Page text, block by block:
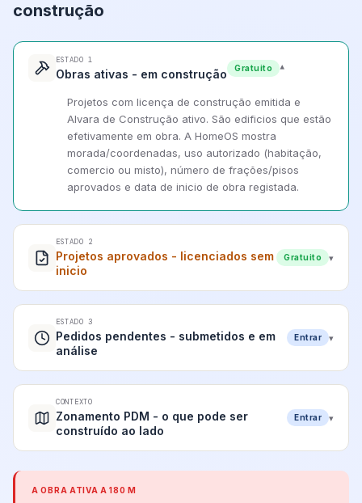
construção
ESTADO 1
Obras ativas - em construção Gratuito ▾
Projetos com licença de construção emitida e
Alvara de Construção ativo. São edificios que estão
efetivamente em obra. A HomeOS mostra
morada/coordenadas, uso autorizado (habitação,
comercio ou misto), número de frações/pisos
aprovados e data de inicio de obra registada.
ESTADO 2
Projetos aprovados - licenciados sem
inicio
Gratuito ▾
ESTADO 3
Pedidos pendentes - submetidos e em
análise
Entrar ▾
CONTEXTO
Zonamento PDM - o que pode ser
construído ao lado
Entrar ▾
A OBRA ATIVA A 180 M